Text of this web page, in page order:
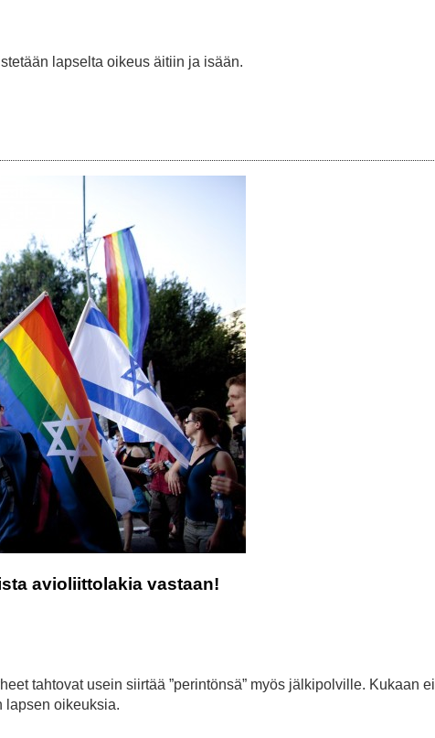
lapselta oikeus äitiin ja isään.
avioliittolakia vastaan!
tahtovat usein siirtää ”perintönsä” myös jälkipolville. Kukaan ei
lapsen oikeuksia.